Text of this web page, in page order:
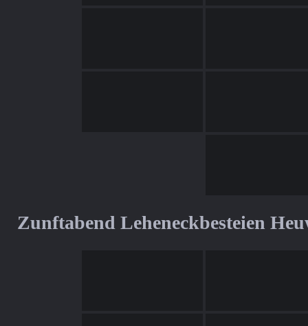
Zunftabend Leheneckbesteien